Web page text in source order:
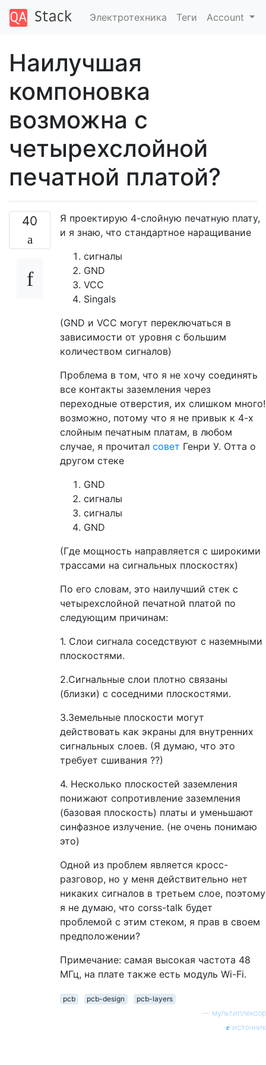
Электротехника Теги Account
Наилучшая
компоновка
возможна с
четырехслойной
печатной платой?
40
Я проектирую 4-слойную печатную плату,
и я знаю, что стандартное наращивание
сигналы
GND
VCC
Singals
(GND и VCC могут переключаться в
зависимости от уровня с большим
количеством сигналов)
Проблема в том, что я не хочу соединять
все контакты заземления через
переходные отверстия, их слишком много!
возможно, потому что я не привык к 4-х
слойным печатным платам, в любом
случае, я прочитал совет Генри У. Отта о
другом стеке
GND
сигналы
сигналы
GND
(Где мощность направляется с широкими
трассами на сигнальных плоскостях)
По его словам, это наилучший стек с
четырехслойной печатной платой по
следующим причинам:
1. Слои сигнала соседствуют с наземными
плоскостями.
2.Сигнальные слои плотно связаны
(близки) с соседними плоскостями.
3.Земельные плоскости могут
действовать как экраны для внутренних
сигнальных слоев. (Я думаю, что это
требует сшивания ??)
4. Несколько плоскостей заземления
понижают сопротивление заземления
(базовая плоскость) платы и уменьшают
синфазное излучение. (не очень понимаю
это)
Одной из проблем является кросс-
разговор, но у меня действительно нет
никаких сигналов в третьем слое, поэтому
я не думаю, что corss-talk будет
проблемой с этим стеком, я прав в своем
предположении?
Примечание: самая высокая частота 48
МГц, на плате также есть модуль Wi-Fi.
pcb pcb-design
pcb-layers
мультиплексор
источник